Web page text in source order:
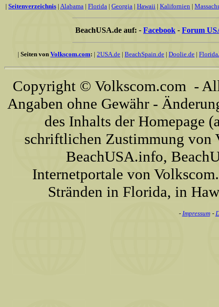
| Seitenverzeichnis | Alabama | Florida | Georgia | Hawaii | Kalifornien |
BeachUSA.de auf: - Facebook - Forum
| Seiten von Volkscom.com: | 2USA.de | BeachSpain.de | Doolie.de | Florida
Copyright © Volkscom.com -
Angaben ohne Gewähr -
des Inhalts der Homepage
schriftlichen Zustimmung von
BeachUSA.info,
Internetportale von
Stränden in Florida, in
- Impressum -